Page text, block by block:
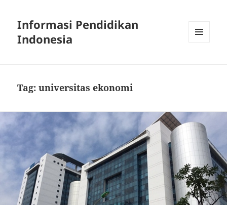
Informasi Pendidikan
Indonesia
Tag:universitas ekonomi